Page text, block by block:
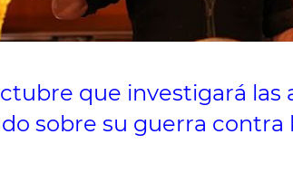
que investigará
sobre su guerra contra